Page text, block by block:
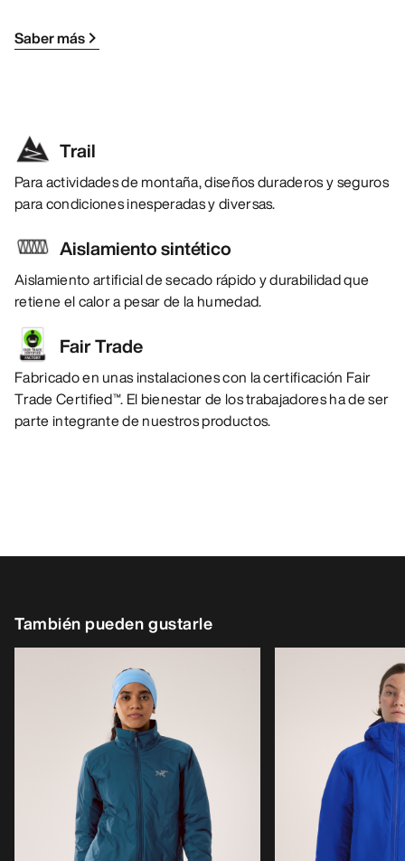
Saber más
Trail
Para actividades de montaña, diseños duraderos y seguros
para condiciones inesperadas y diversas.
Aislamiento sintético
Aislamiento artificial de secado rápido y durabilidad que
retiene el calor a pesar de la humedad.
Fair Trade
Fabricado en unas instalaciones con la certificación Fair
Trade Certified™. El bienestar de los trabajadores ha de ser
parte integrante de nuestros productos.
También pueden gustarle